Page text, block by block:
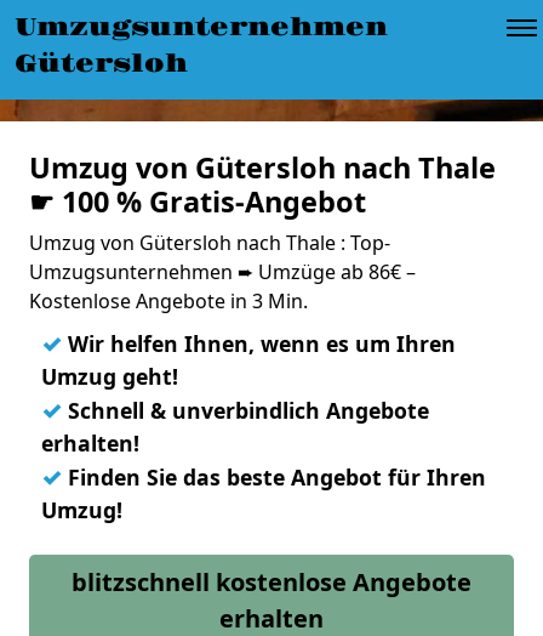
Umzugsunternehmen
Gütersloh
Umzug von Gütersloh nach Thale
☛ 100 % Gratis-Angebot
Umzug von Gütersloh nach Thale : Top-
Umzugsunternehmen ➨ Umzüge ab 86€ –
Kostenlose Angebote in 3 Min.
✓ Wir helfen Ihnen, wenn es um Ihren
Umzug geht!
✓ Schnell & unverbindlich Angebote
erhalten!
✓ Finden Sie das beste Angebot für Ihren
Umzug!
blitzschnell kostenlose Angebote
erhalten